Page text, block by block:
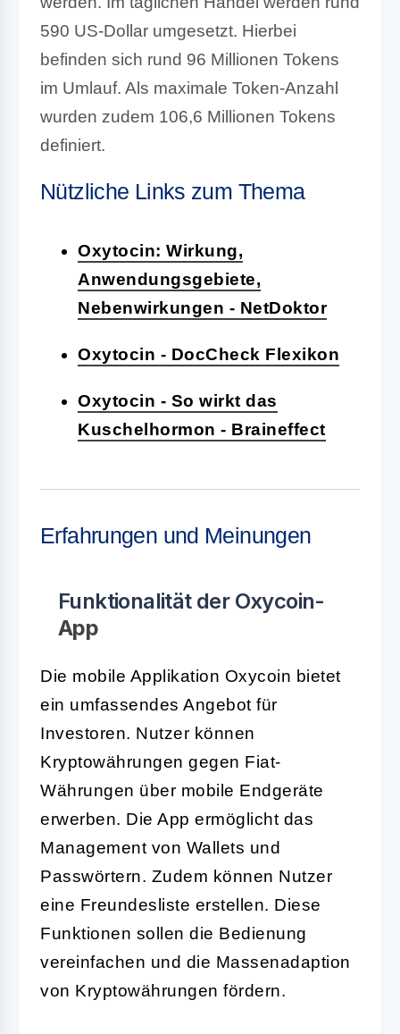
590 US-Dollar umgesetzt. Hierbei
befinden sich rund 96 Millionen Tokens
im Umlauf. Als maximale Token-Anzahl
wurden zudem 106,6 Millionen Tokens
definiert.
Nützliche Links zum Thema
Oxytocin: Wirkung,
Anwendungsgebiete,
Nebenwirkungen - NetDoktor
Oxytocin - DocCheck Flexikon
Oxytocin - So wirkt das
Kuschelhormon - Braineffect
Erfahrungen und Meinungen
Funktionalität der Oxycoin-
App
Die mobile Applikation Oxycoin bietet
ein umfassendes Angebot für
Investoren. Nutzer können
Kryptowährungen gegen Fiat-
Währungen über mobile Endgeräte
erwerben. Die App ermöglicht das
Management von Wallets und
Passwörtern. Zudem können Nutzer
eine Freundesliste erstellen. Diese
Funktionen sollen die Bedienung
vereinfachen und die Massenadaption
von Kryptowährungen fördern.